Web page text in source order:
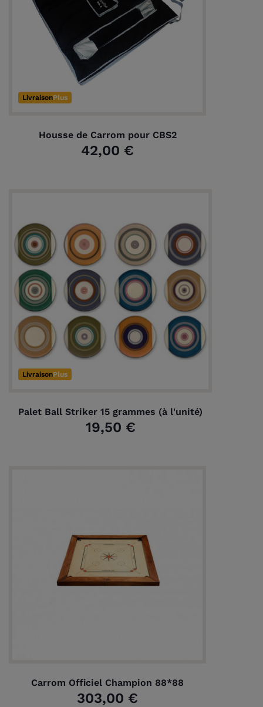
LivraisonPlus
Housse de Carrom pour CBS2
42,00 €
LivraisonPlus
Palet Ball Striker 15 grammes (à l'unité)
19,50 €
Carrom Officiel Champion 88*88
303,00 €